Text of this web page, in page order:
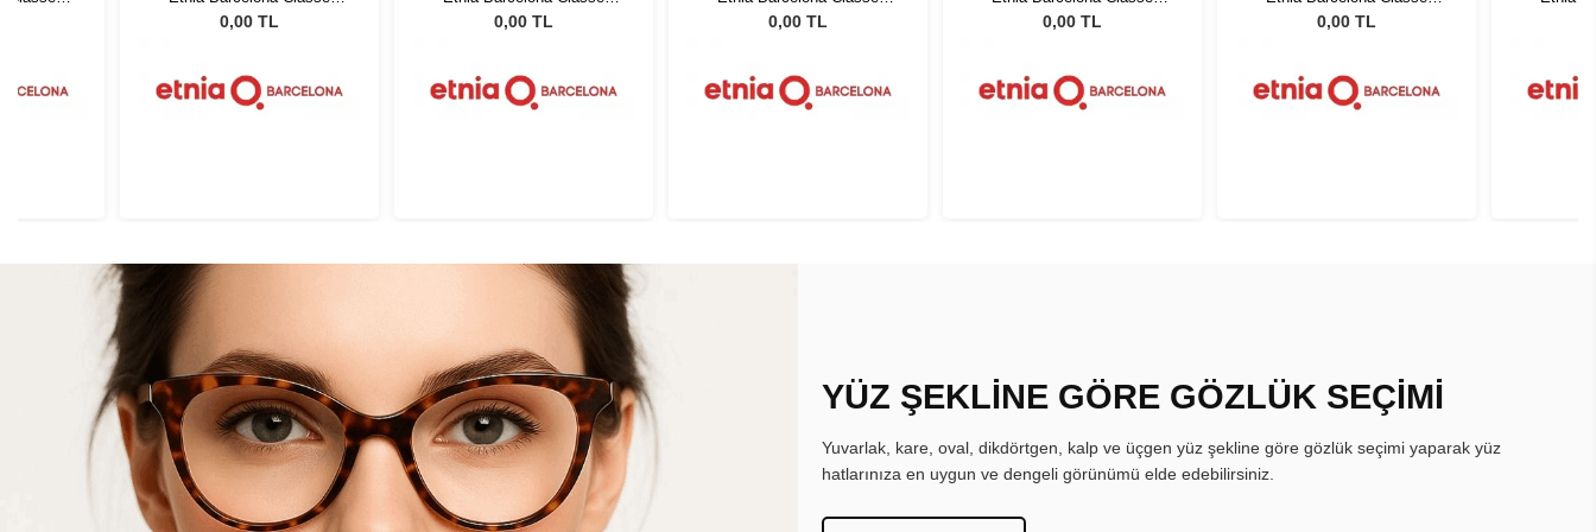
GRGY 50
0,00 TL
GRGY 50
0,00 TL
GRGY 50
0,00 TL
GRGY 50
0,00 TL
GRGY 50
0,00 TL
YÜZ ŞEKLİNE GÖRE GÖZLÜK SEÇİMİ
Yuvarlak, kare, oval, dikdörtgen, kalp ve üçgen yüz şekline göre gözlük seçimi yaparak yüz
hatlarınıza en uygun ve dengeli görünümü elde edebilirsiniz.